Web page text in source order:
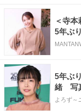
＜寺
5年ぶ
5年ぶ
緒 写
「復活
よろず～